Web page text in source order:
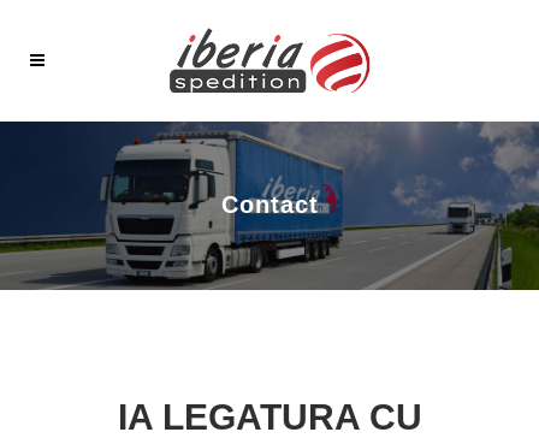
Contact
IA LEGATURA CU